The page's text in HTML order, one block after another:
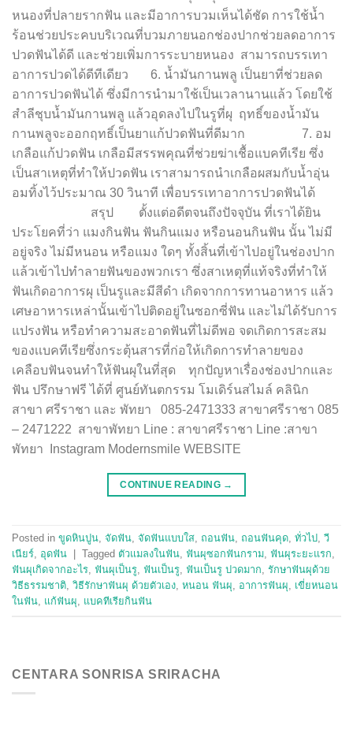
หนองที่ปลายรากฟัน และมีอาการบวมเห็นได้ชัด การใช้น้ำ
ร้อนช่วยประคบบริเวณที่บวมภายนอกช่องปากช่วยลดอาการ
ปวดฟันได้ดี และช่วยเพิ่มการระบายหนอง สามารถบรรเทา
อาการปวดได้ดีทีเดียว 6. น้ำมันกานพลู เป็นยาที่ช่วยลด
อาการปวดฟันได้ ซึ่งมีการนำมาใช้เป็นเวลานานแล้ว โดยใช้
สำลีชุบน้ำมันกานพลู แล้วอุดลงไปในรูที่ผุ ฤทธิ์ของน้ำมัน
กานพลูจะออกฤทธิ์เป็นยาแก้ปวดฟันที่ดีมาก 7. อม
เกลือแก้ปวดฟัน เกลือมีสรรพคุณที่ช่วยฆ่าเชื้อแบคทีเรีย ซึ่ง
เป็นสาเหตุที่ทำให้ปวดฟัน เราสามารถนำเกลือผสมกับน้ำอุ่น
อมทิ้งไว้ประมาณ 30 วินาที เพื่อบรรเทาอาการปวดฟันได้
สรุป ตั้งแต่อดีตจนถึงปัจจุบัน ที่เราได้ยิน
ประโยคที่ว่า แมงกินฟัน ฟันกินแมง หรือนอนกินฟัน นั้น ไม่มี
อยู่จริง ไม่มีหนอน หรือแมง ใดๆ ทั้งสิ้นที่เข้าไปอยู่ในช่องปาก
แล้วเข้าไปทำลายฟันของพวกเรา ซึ่งสาเหตุที่แท้จริงที่ทำให้
ฟันเกิดอาการผุ เป็นรูและมีสีดำ เกิดจากการทานอาหาร แล้ว
เศษอาหารเหล่านั้นเข้าไปติดอยู่ในซอกซี่ฟัน และไม่ได้รับการ
แปรงฟัน หรือทำความสะอาดฟันที่ไม่ดีพอ จดเกิดการสะสม
ของเเบคทีเรียซึ่งกระตุ้นสารที่ก่อให้เกิดการทำลายของ
เคลือบฟันจนทำให้ฟันผุในที่สุด ทุกปัญหาเรื่องช่องปากและ
ฟัน ปรึกษาฟรี ได้ที่ ศูนย์ทันตกรรม โมเดิร์นสไมล์ คลินิก
สาขา ศรีราชา และ พัทยา 085-2471333 สาขาศรีราชา 085
– 2471222 สาขาพัทยา Line : สาขาศรีราชา Line :สาขา
พัทยา Instagram Modernsmile WEBSITE
CONTINUE READING →
Posted in ขูดหินปูน, จัดฟัน, จัดฟันแบบใส, ถอนฟัน, ถอนฟันคุด, ทั่วไป, วี
เนียร์, อุดฟัน Tagged ตัวแมลงในฟัน, ฟันผุซอกฟันกราม, ฟันผุระยะแรก,
ฟันผุเกิดจากอะไร, ฟันผุเป็นรู, ฟันเป็นรู, ฟันเป็นรู ปวดมาก, รักษาฟันผุด้วย
วิธีธรรมชาติ, วิธีรักษาฟันผุ ด้วยตัวเอง, หนอน ฟันผุ, อาการฟันผุ, เขี่ยหนอน
ในฟัน, แก้ฟันผุ, แบคทีเรียกินฟัน
CENTARA SONRISA SRIRACHA